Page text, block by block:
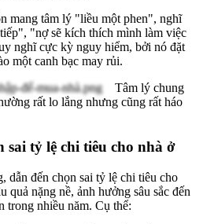
mang tâm lý "liều một phen", nghĩ
"nợ sẽ kích thích mình làm việc
nghĩ cực kỳ nguy hiểm, bởi nó đặt
một canh bạc may rủi.
Tâm lý chung
rất lo lắng nhưng cũng rất háo
sai tỷ lệ chi tiêu cho nhà ở
dẫn đến chọn sai tỷ lệ chi tiêu cho
quả nặng nề, ảnh hưởng sâu sắc đến
trong nhiều năm. Cụ thể: